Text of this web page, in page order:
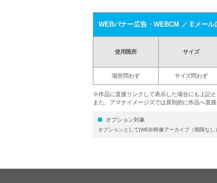
WEBバナー広告・WEBCM ／ Eメー
使用箇所 サイズ
場所問わず サイズ問わず
※作品に直接リンクして表示した場合にも上記と
また、アマナイメージズでは原則的に作品へ直
オプション対象
オプションとして[WEB/映像アーカイブ（期限なし